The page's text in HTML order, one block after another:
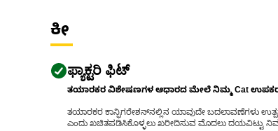
ಕೀ
ಫ್ಯಾಕ್ಟರಿ ಫಿಟ್
ತಯಾರಕರ ವಿಶೇಷಣಗಳ ಆಧಾರದ ಮೇಲೆ ನಿಮ್ಮ Cat
ತಯಾರಕರ ಕಾನ್ಫಿಗರೇಶನ್‌ನಲ್ಲಿನ ಯಾವುದೇ ಬದಲಾವಣೆಗಳು
ಎಂದು ಖಚಿತಪಡಿಸಿಕೊಳ್ಳಲು ಖರೀದಿಸುವ ಮೊದಲು ದಯವಿಟ್ಟು